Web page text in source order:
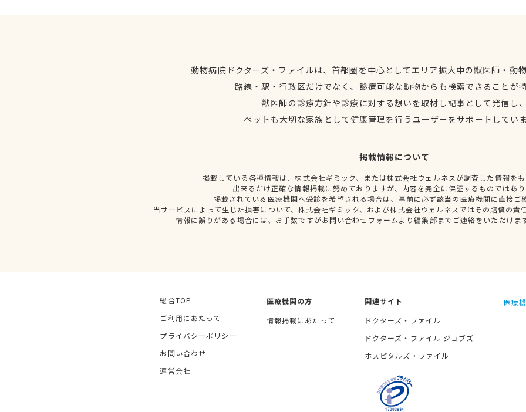
動物病院ドクターズ・ファイルは、首都圏を中心としてエリア拡大中の獣医師・動
路線・駅・行政区だけでなく、診療可能な動物からも検索できることが
獣医師の診療方針や診療に対する想いを取材し記事として発信し
ペットも大切な家族として健康管理を行うユーザーをサポートしてい
掲載情報について
掲載している各種情報は、株式会社ギミック、または株式会社ウェルネスが調査した情報を
出来るだけ正確な情報掲載に努めておりますが、内容を完全に保証するものではあ
掲載されている医療機関へ受診を希望される場合は、事前に必ず該当の医療機関に直接ご
当サービスによって生じた損害について、株式会社ギミック、および株式会社ウェルネスではその賠償の責
情報に誤りがある場合には、お手数ですがお問い合わせフォームより編集部までご連絡をいただけま
総合TOP
ご利用にあたって
プライバシーポリシー
お問い合わせ
運営会社
医療機関の方
情報掲載にあたって
関連サイト
ドクターズ・ファイル
ドクターズ・ファイル ジョブズ
ホスピタルズ・ファイル
医療